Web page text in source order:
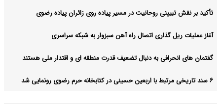
تأکید بر نقش تبیینی روحانیت در مسیر پیاده‌ روی زائران پیاده رضوی
آغاز عملیات ریل‌ گذاری اتصال راه‌ آهن سبزوار به شبکه سراسری
گفتمان‌ های انحرافی به دنبال تضعیف قدرت منطقه‌ ای و اقتدار ملی هستند
۶ سند تاریخی مرتبط با اربعین حسینی در کتابخانه حرم رضوی رونمایی شد